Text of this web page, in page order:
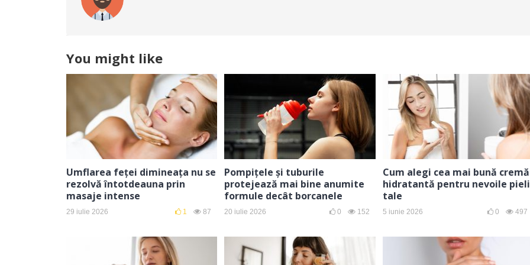
You might like
Umflarea feței dimineața nu se
rezolvă întotdeauna prin
masaje intense
29 iulie 2026 1 87
Pompițele și tuburile
protejează mai bine anumite
formule decât borcanele
20 iulie 2026 0 152
Cum alegi cea mai bună cremă
hidratantă pentru nevoile
tale
5 iunie 2026 0 497